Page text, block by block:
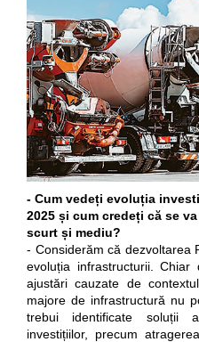
- Cum vedeți evoluția
2025 și cum credeți că se
scurt și mediu?
- Considerăm că dezvoltarea
evoluția infrastructurii.
ajustări cauzate de
majore de infrastructură nu
trebui identificate soluții
investițiilor, precum